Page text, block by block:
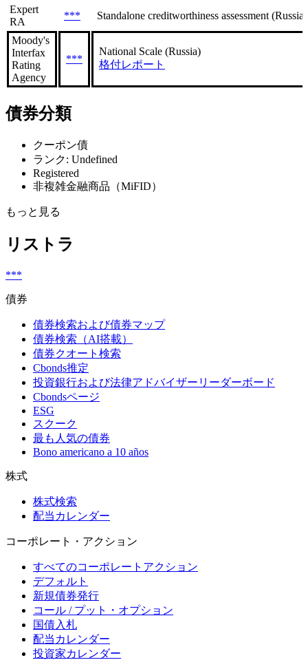
Expert
RA
*** Standalone creditworthiness assessment
Moody's
Interfax
Rating
Agency
***
National Scale (Russia)
格付レポート
債券分類
クーポン債
ランク: Undefined
Registered
非複雑金融商品（MiFID）
もっと見る
リストラ
***
債券
債券検索および債券マップ
債券検索（AI搭載）
債券クオート検索
Cbonds推定
投資銀行および法律アドバイザーリーダーボード
Cbondsページ
ESG
スクーク
最も人気の債券
Bono americano a 10 años
株式
株式検索
配当カレンダー
コーポレート・アクション
すべてのコーポレートアクション
デフォルト
新規債券発行
コール / プット・オプション
国債入札
配当カレンダー
投資家カレンダー